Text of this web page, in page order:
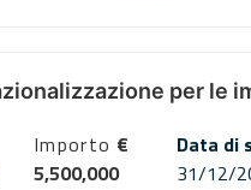
per le
Importo €
5,500,000
Data di
31/12/